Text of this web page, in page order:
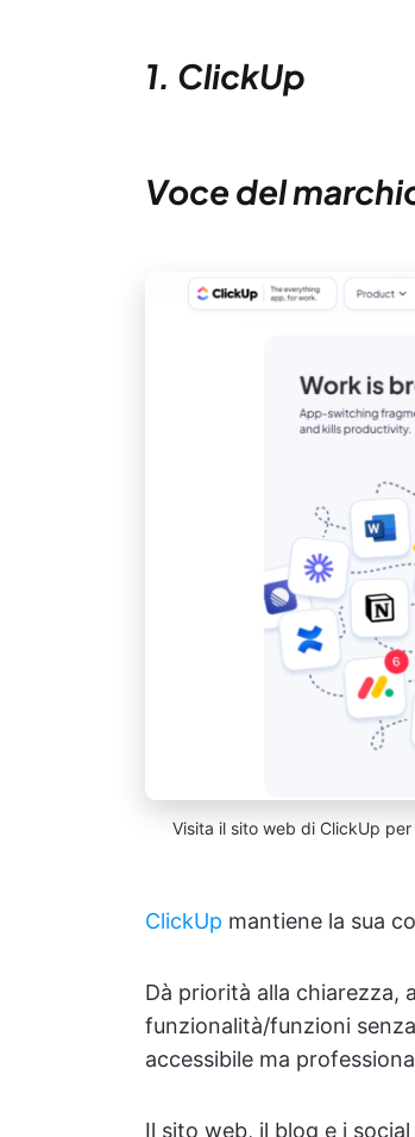
1. ClickUp
Voce del
Visita il sito web di ClickUp
ClickUp mantiene la sua
Dà priorità alla chiarezza,
funzionalità/funzioni
accessibile ma
Il sito web, il blog e i